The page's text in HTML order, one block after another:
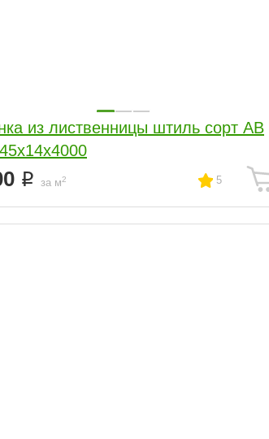
из лиственницы штиль сорт АВ
за м2 5